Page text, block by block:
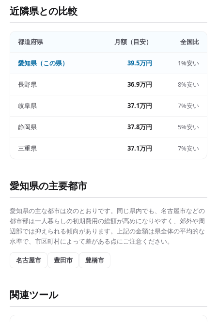
近隣県との比較
都道府県 月額（目安） 全国比
愛知県（この県） 39.5万円 1%安い
長野県 36.9万円 8%安い
岐阜県 37.1万円 7%安い
静岡県 37.8万円 5%安い
三重県 37.1万円 7%安い
愛知県の主要都市
愛知県の主な都市は次のとおりです。同じ県内でも、 名古屋市などの
都市部は一人暮らしの初期費用の総額が高めになりやすく、郊外や周
辺部では抑えられる傾向があります。上記の金額は県全体の平均的な
水準で、市区町村によって差がある点にご注意ください。
名古屋市 豊田市 豊橋市
関連ツール